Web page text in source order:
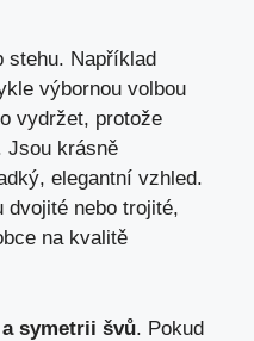
stehu. Například
výbornou volbou
vydržet, protože
Jsou krásně
elegantní vzhled.
nebo trojité,
na kvalitě
symetrii švů. Pokud